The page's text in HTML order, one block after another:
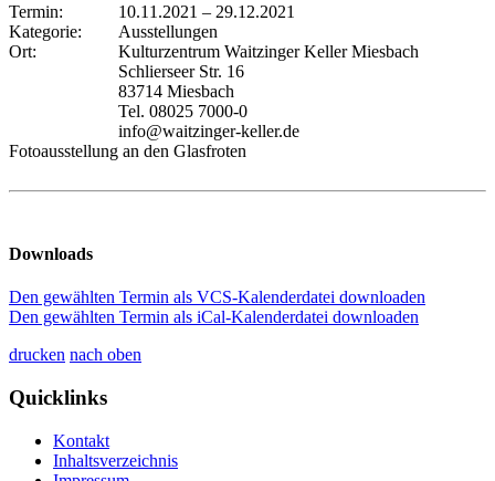
Termin: 10.11.2021 – 29.12.2021
Kategorie:
Ausstellungen
Ort:
Kulturzentrum Waitzinger Keller Miesbach
Schlierseer Str. 16
83714 Miesbach
Tel. 08025 7000-0
info@waitzinger-keller.de
Fotoausstellung an den Glasfroten
Downloads
Den gewählten Termin als VCS-Kalenderdatei downloaden
Den gewählten Termin als iCal-Kalenderdatei downloaden
drucken nach oben
Quicklinks
Kontakt
Inhaltsverzeichnis